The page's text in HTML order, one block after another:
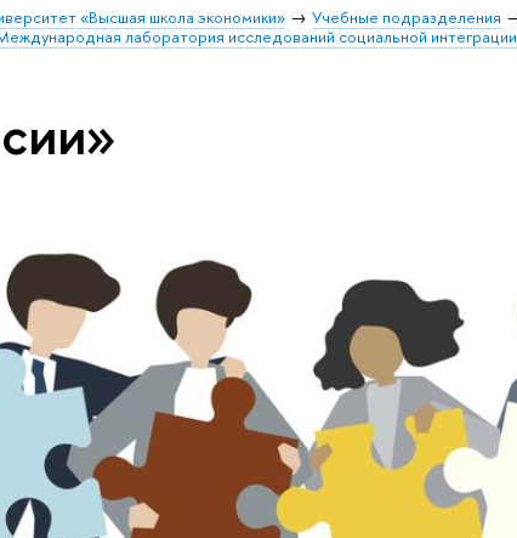
«Высшая школа экономики» Учебные подразделения
лаборатория исследований социальной интеграции